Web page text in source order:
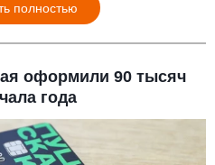
полностью
оформили 90 тысяч
года